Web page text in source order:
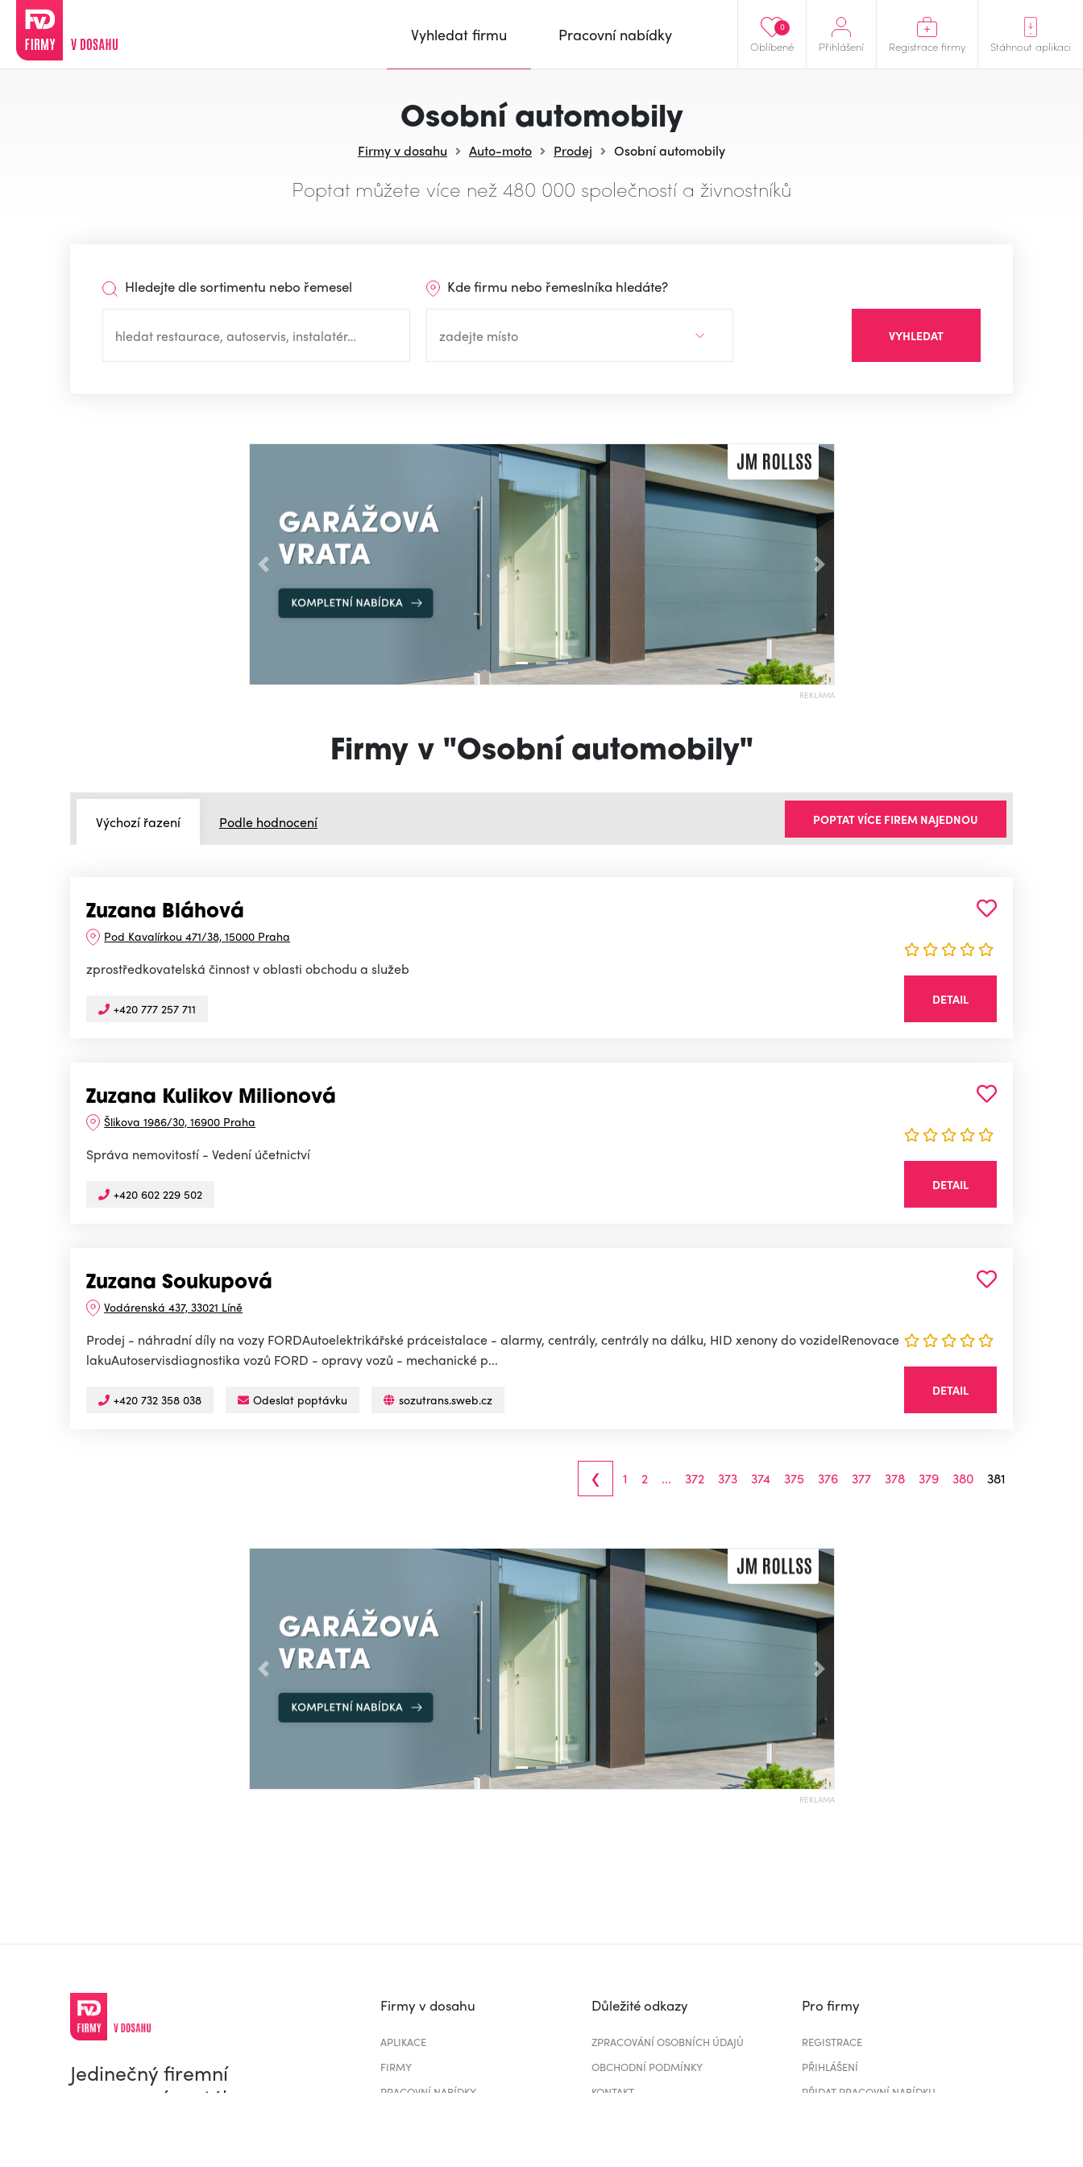
Oblíbené
0
Přihlášení Registrace firmy Stáhnout aplikaci
Vyhledat firmu Pracovní nabídky
Osobní automobily
Firmy v dosahu Auto-moto Prodej Osobní automobily
Poptat můžete více než 480 000 společností a živnostníků
Hledejte dle sortimentu nebo řemesel Kde firmu nebo řemeslníka hledáte?
VYHLEDAT
Předchozí Následující
REKLAMA
Firmy v "Osobní automobily"
Výchozí řazení Podle hodnocení POPTAT VÍCE FIREM NAJEDNOU
Zuzana Bláhová
Pod Kavalírkou 471/38, 15000 Praha
zprostředkovatelská činnost v oblasti obchodu a služeb
+420 777 257 711
DETAIL
Zuzana Kulikov Milionová
Šlikova 1986/30, 16900 Praha
Správa nemovitostí - Vedení účetnictví
+420 602 229 502
DETAIL
Zuzana Soukupová
Vodárenská 437, 33021 Líně
Prodej - náhradní díly na vozy FORDAutoelektrikářské práceistalace - alarmy, centrály, centrály na dálku, HID xenony do vozidelRenovace
lakuAutoservisdiagnostika vozů FORD - opravy vozů - mechanické p...
+420 732 358 038 Odeslat poptávku sozutrans.sweb.cz
DETAIL
‹ 1 2 ... 372 373 374 375 376 377 378 379 380 381
Předchozí Následující
REKLAMA
Jedinečný firemní
a pracovní portál
Firmy v dosahu
APLIKACE
FIRMY
PRACOVNÍ NABÍDKY
Důležité odkazy
ZPRACOVÁNÍ OSOBNÍCH ÚDAJŮ
OBCHODNÍ PODMÍNKY
KONTAKT
Pro firmy
REGISTRACE
PŘIHLÁŠENÍ
PŘIDAT PRACOVNÍ NABÍDKU